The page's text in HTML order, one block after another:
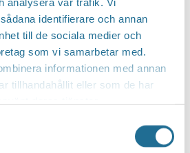
identifierare och annan
till de sociala medier och
som vi samarbetar med.
informationen med annan
tillhandahållit eller som de har